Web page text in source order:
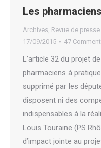
Les
Archives, Revue de presse
17/09/2015
47
L’article 32 du projet
pharmaciens à
supprimé par les
disposent ni des
indispensables à la
Louis Touraine (PS
d’impact jointe au